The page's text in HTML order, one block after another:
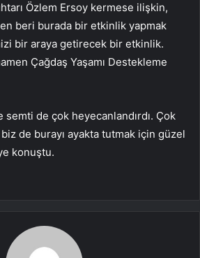
Özlem Ersoy kermese ilişkin,
beri burada bir etkinlik yapmak
bir araya getirecek bir etkinlik.
Çağdaş Yaşamı Destekleme
semti de çok heyecanlandırdı. Çok
de burayı ayakta tutmak için güzel
konuştu.